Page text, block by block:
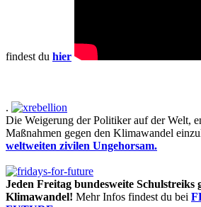
findest du hier
.
Die Weigerung der Politiker auf der Welt,
Maßnahmen gegen den Klimawandel
weltweiten zivilen Ungehorsam.
Jeden Freitag bundesweite Schulstreiks
Klimawandel! Mehr Infos findest du bei